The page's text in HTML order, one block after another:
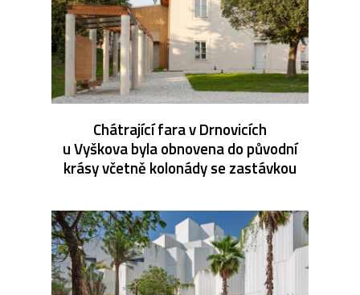
Chátrající fara v Drnovicích
u Vyškova byla obnovena do původní
krásy včetně kolonády se zastávkou